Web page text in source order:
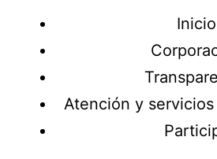
Inicio
Atención y